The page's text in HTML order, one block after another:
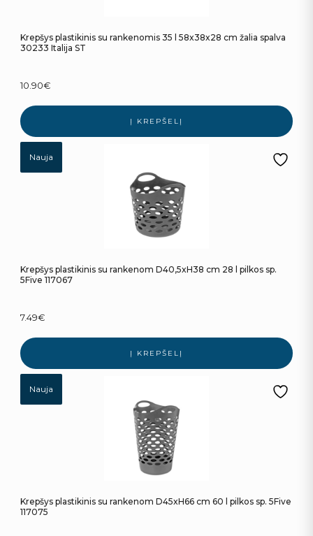
Krepšys plastikinis su rankenomis 35 l 58x38x28 cm žalia spalva
30233 Italija ST
10.90€
Į KREPŠELĮ
Nauja
Krepšys plastikinis su rankenom D40,5xH38 cm 28 l pilkos sp.
5Five 117067
7.49€
Į KREPŠELĮ
Nauja
Krepšys plastikinis su rankenom D45xH66 cm 60 l pilkos sp. 5Five
117075